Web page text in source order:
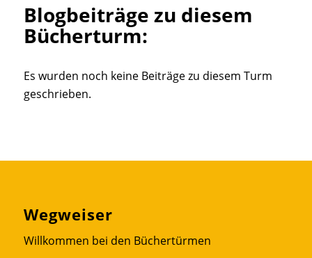
Blogbeiträge zu diesem
Bücherturm:
Es wurden noch keine Beiträge zu diesem Turm
geschrieben.
Wegweiser
Willkommen bei den Büchertürmen